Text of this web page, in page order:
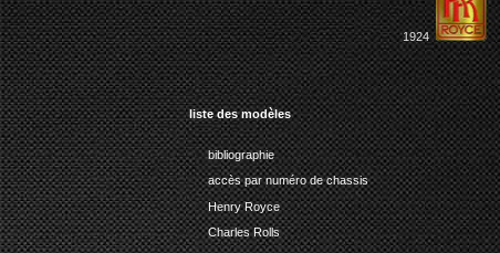
liste des modèles
bibliographie
accès par numéro de chassis
Henry Royce
Charles Rolls
1924